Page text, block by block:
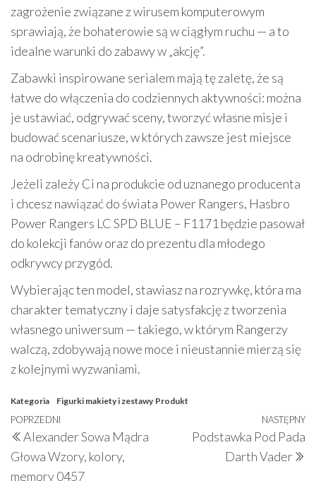
zagrożenie związane z wirusem komputerowym
sprawiają, że bohaterowie są w ciągłym ruchu — a to
idealne warunki do zabawy w „akcję”.
Zabawki inspirowane serialem mają tę zaletę, że są
łatwe do włączenia do codziennych aktywności: można
je ustawiać, odgrywać sceny, tworzyć własne misje i
budować scenariusze, w których zawsze jest miejsce
na odrobinę kreatywności.
Jeżeli zależy Ci na produkcie od uznanego producenta
i chcesz nawiązać do świata Power Rangers, Hasbro
Power Rangers LC SPD BLUE – F1171 będzie pasował
do kolekcji fanów oraz do prezentu dla młodego
odkrywcy przygód.
Wybierając ten model, stawiasz na rozrywkę, która ma
charakter tematyczny i daje satysfakcję z tworzenia
własnego uniwersum — takiego, w którym Rangerzy
walczą, zdobywają nowe moce i nieustannie mierzą się
z kolejnymi wyzwaniami.
Kategoria Figurki makiety i zestawy Produkt
Nawigacja
wpisu
Poprzedni
wpis
POPRZEDNI
Alexander Sowa Mądra
Głowa Wzory, kolory,
memory 0457
NASTĘPNY
Podstawka Pod Pada
Darth Vader